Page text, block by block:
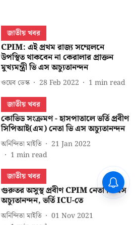
জাতীয় খবর
CPIM: এই প্রথম রাজ্য সম্মেলনে
উপস্থিত থাকবেন না কেরালার প্রাক্তন
মুখ্যমন্ত্রী ভি এস অচ্যুতানন্দন
ওয়েব ডেস্ক 28 Feb 2022 1 min read
জাতীয় খবর
কোভিড সংক্রমণ - হাসপাতালে ভর্তি প্রবীণ
সিপিআই(এম) নেতা ভি এস অচ্যুতানন্দন
অনিন্দিতা মাইতি
21 Jan 2022
1 min read
জাতীয় খবর
গুরুতর অসুস্থ প্রবীণ CPIM নেতা ভি এস
অচ্যুতানন্দন, ভর্তি ICU-তে
অনিন্দিতা মাইতি
01 Nov 2021